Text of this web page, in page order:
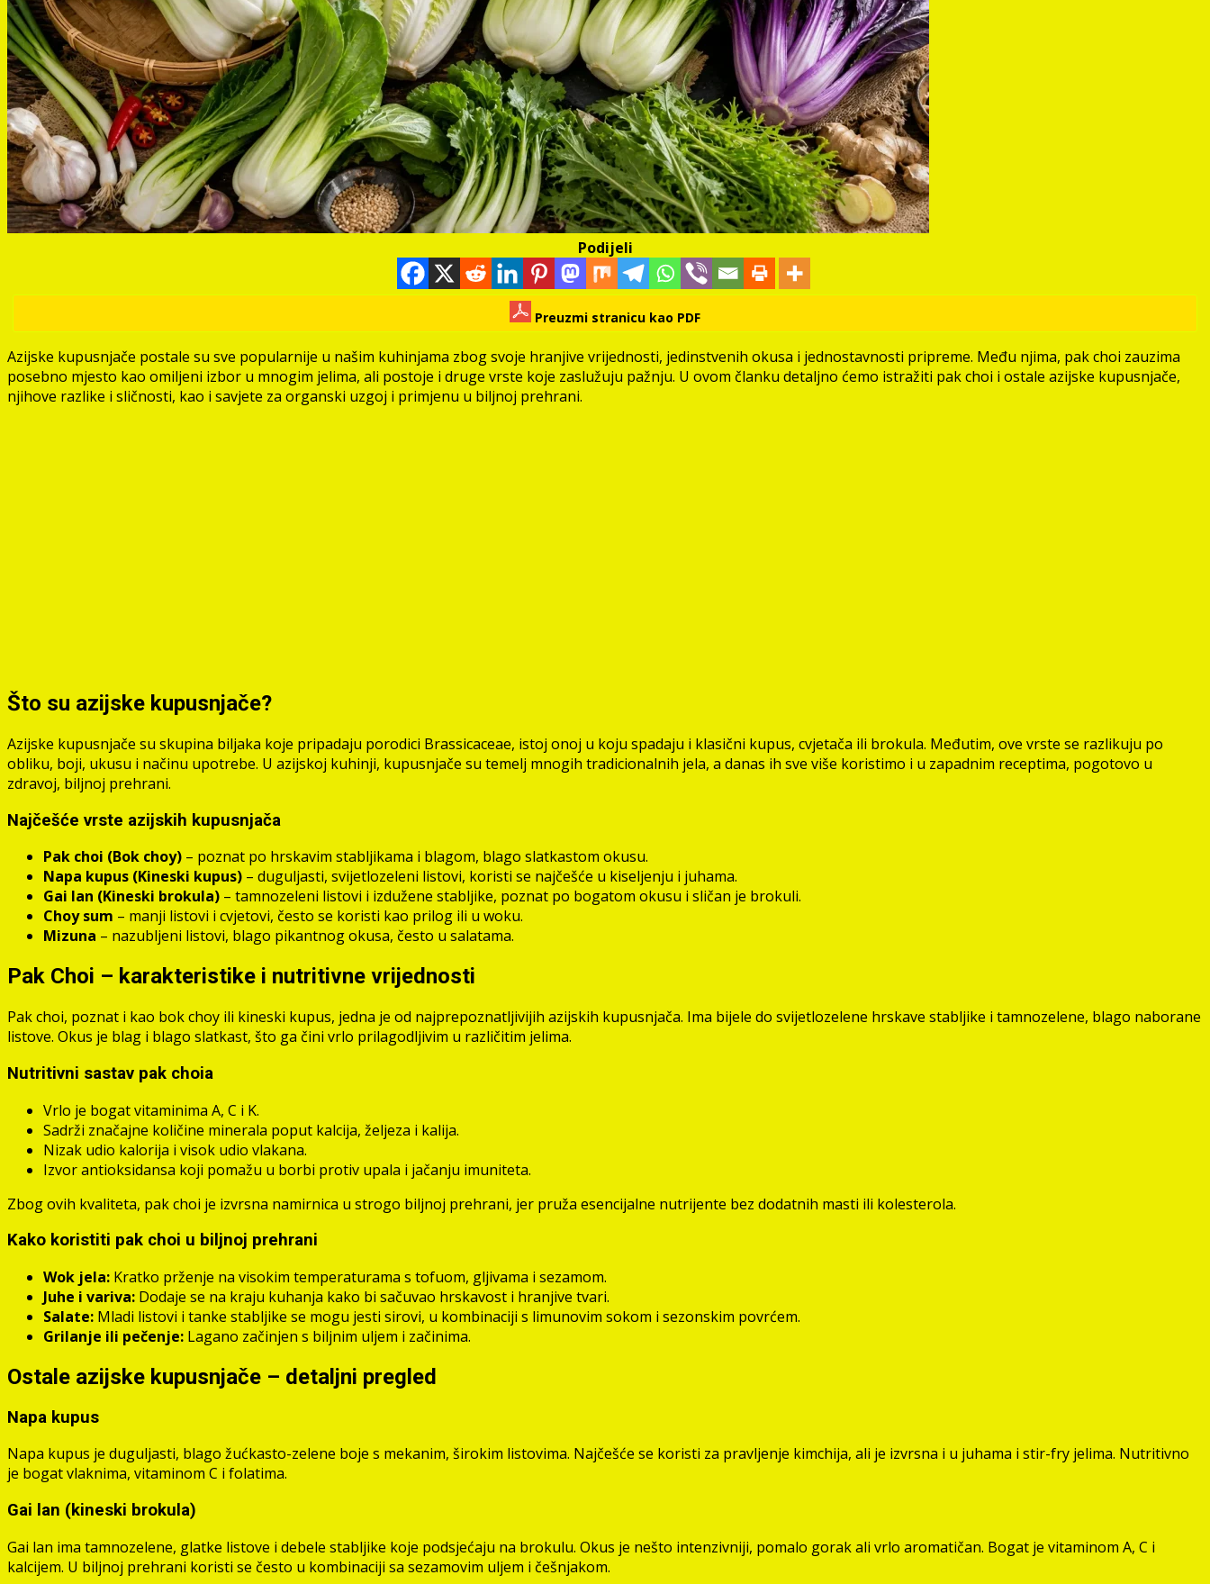
Podijeli
Preuzmi stranicu kao PDF
Azijske kupusnjače postale su sve popularnije u našim kuhinjama zbog svoje hranjive vrijednosti, jedinstvenih okusa i jednostavnosti pripreme. Među njima, pak choi zauzima
posebno mjesto kao omiljeni izbor u mnogim jelima, ali postoje i druge vrste koje zaslužuju pažnju. U ovom članku detaljno ćemo istražiti pak choi i ostale azijske kupusnjače,
njihove razlike i sličnosti, kao i savjete za organski uzgoj i primjenu u biljnoj prehrani.
Što su azijske kupusnjače?
Azijske kupusnjače su skupina biljaka koje pripadaju porodici Brassicaceae, istoj onoj u koju spadaju i klasični kupus, cvjetača ili brokula. Međutim, ove vrste se razlikuju po
obliku, boji, ukusu i načinu upotrebe. U azijskoj kuhinji, kupusnjače su temelj mnogih tradicionalnih jela, a danas ih sve više koristimo i u zapadnim receptima, pogotovo u
zdravoj, biljnoj prehrani.
Najčešće vrste azijskih kupusnjača
Pak choi (Bok choy) – poznat po hrskavim stabljikama i blagom, blago slatkastom okusu.
Napa kupus (Kineski kupus) – duguljasti, svijetlozeleni listovi, koristi se najčešće u kiseljenju i juhama.
Gai lan (Kineski brokula) – tamnozeleni listovi i izdužene stabljike, poznat po bogatom okusu i sličan je brokuli.
Choy sum – manji listovi i cvjetovi, često se koristi kao prilog ili u woku.
Mizuna – nazubljeni listovi, blago pikantnog okusa, često u salatama.
Pak Choi – karakteristike i nutritivne vrijednosti
Pak choi, poznat i kao bok choy ili kineski kupus, jedna je od najprepoznatljivijih azijskih kupusnjača. Ima bijele do svijetlozelene hrskave stabljike i tamnozelene, blago naborane
listove. Okus je blag i blago slatkast, što ga čini vrlo prilagodljivim u različitim jelima.
Nutritivni sastav pak choia
Vrlo je bogat vitaminima A, C i K.
Sadrži značajne količine minerala poput kalcija, željeza i kalija.
Nizak udio kalorija i visok udio vlakana.
Izvor antioksidansa koji pomažu u borbi protiv upala i jačanju imuniteta.
Zbog ovih kvaliteta, pak choi je izvrsna namirnica u strogo biljnoj prehrani, jer pruža esencijalne nutrijente bez dodatnih masti ili kolesterola.
Kako koristiti pak choi u biljnoj prehrani
Wok jela: Kratko prženje na visokim temperaturama s tofuom, gljivama i sezamom.
Juhe i variva: Dodaje se na kraju kuhanja kako bi sačuvao hrskavost i hranjive tvari.
Salate: Mladi listovi i tanke stabljike se mogu jesti sirovi, u kombinaciji s limunovim sokom i sezonskim povrćem.
Grilanje ili pečenje: Lagano začinjen s biljnim uljem i začinima.
Ostale azijske kupusnjače – detaljni pregled
Napa kupus
Napa kupus je duguljasti, blago žućkasto-zelene boje s mekanim, širokim listovima. Najčešće se koristi za pravljenje kimchija, ali je izvrsna i u juhama i stir-fry jelima. Nutritivno
je bogat vlaknima, vitaminom C i folatima.
Gai lan (kineski brokula)
Gai lan ima tamnozelene, glatke listove i debele stabljike koje podsjećaju na brokulu. Okus je nešto intenzivniji, pomalo gorak ali vrlo aromatičan. Bogat je vitaminom A, C i
kalcijem. U biljnoj prehrani koristi se često u kombinaciji sa sezamovim uljem i češnjakom.